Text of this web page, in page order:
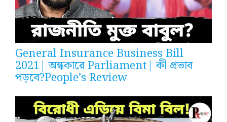
General Insurance Business Bill
2021| অন্ধকারে Parliament| কী প্রভাব
পড়বে?People’s Review